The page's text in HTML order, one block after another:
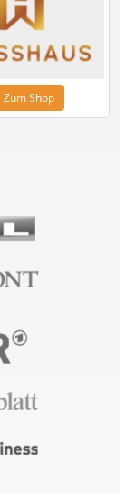
Zum Shop